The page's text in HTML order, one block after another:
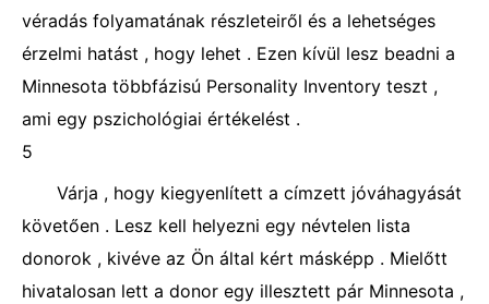
véradás folyamatának részleteiről és a lehetséges
érzelmi hatást , hogy lehet . Ezen kívül lesz beadni a
Minnesota többfázisú Personality Inventory teszt ,
ami egy pszichológiai értékelést .
5
Várja , hogy kiegyenlített a címzett jóváhagyását
követően . Lesz kell helyezni egy névtelen lista
donorok , kivéve az Ön által kért másképp . Mielőtt
hivatalosan lett a donor egy illesztett pár Minnesota ,